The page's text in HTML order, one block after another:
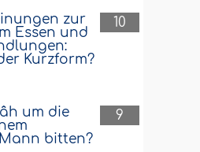
10
zur
Essen und
Kurzform?
9
um die
bitten?